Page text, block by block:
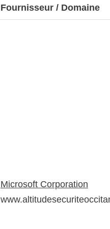
Fournisseur / Domaine
Microsoft Corporation